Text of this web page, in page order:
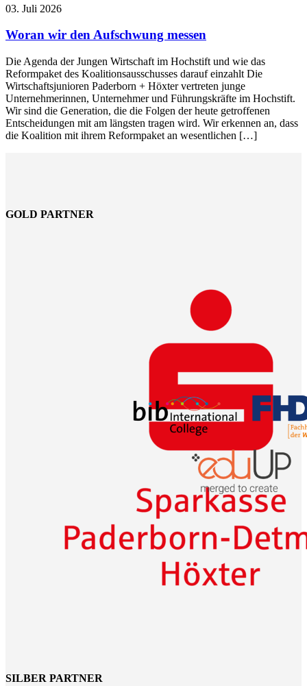
03. Juli 2026
Woran wir den Aufschwung messen
Die Agenda der Jungen Wirtschaft im Hochstift und wie das
Reformpaket des Koalitionsausschusses darauf einzahlt Die
Wirtschaftsjunioren Paderborn + Höxter vertreten junge
Unternehmerinnen, Unternehmer und Führungskräfte im Hochstift.
Wir sind die Generation, die die Folgen der heute getroffenen
Entscheidungen mit am längsten tragen wird. Wir erkennen an, dass
die Koalition mit ihrem Reformpaket an wesentlichen […]
GOLD PARTNER
SILBER PARTNER